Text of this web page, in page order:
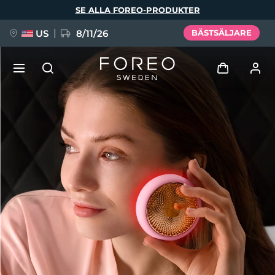
SE ALLA FOREO-PRODUKTER
US 8/11/26 BÄSTSÄLJARE
Logga in
Användarprofil
Mina enheter
Mina beställningar
Mina adresser
Mina prenumerationer
FAQ™ Pure Beauty-Tech Elixir
BREAKING NEWS
issa™ Teeth Whitening Set
Deutsch
Español
Français
Italiano
Português
Polski
Svenska
Русский
Türkçe
简体中文 繁體中文